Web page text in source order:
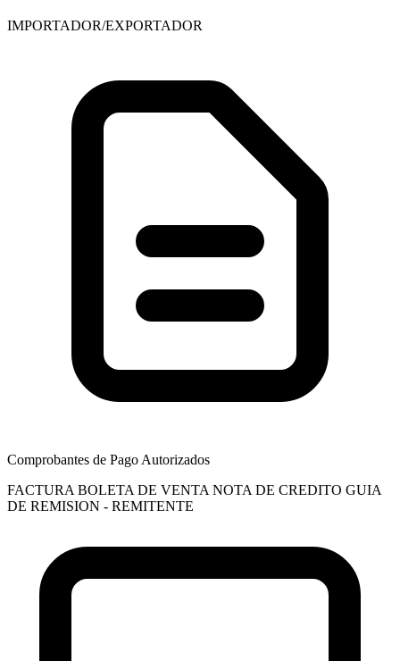
IMPORTADOR/EXPORTADOR
Comprobantes de Pago Autorizados
FACTURA BOLETA DE VENTA NOTA DE CREDITO GUIA
DE REMISION - REMITENTE